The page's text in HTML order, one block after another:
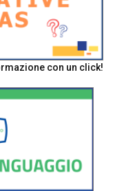
con un click!